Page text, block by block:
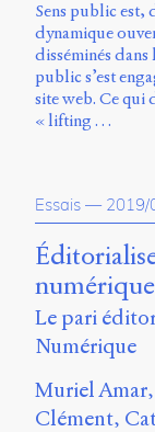
Sens public est,
dynamique
disséminés dans
public s’est
site web. Ce qui
« lifting …
Essais — 2019/
Le pari
Numérique
Muriel Amar
Clément